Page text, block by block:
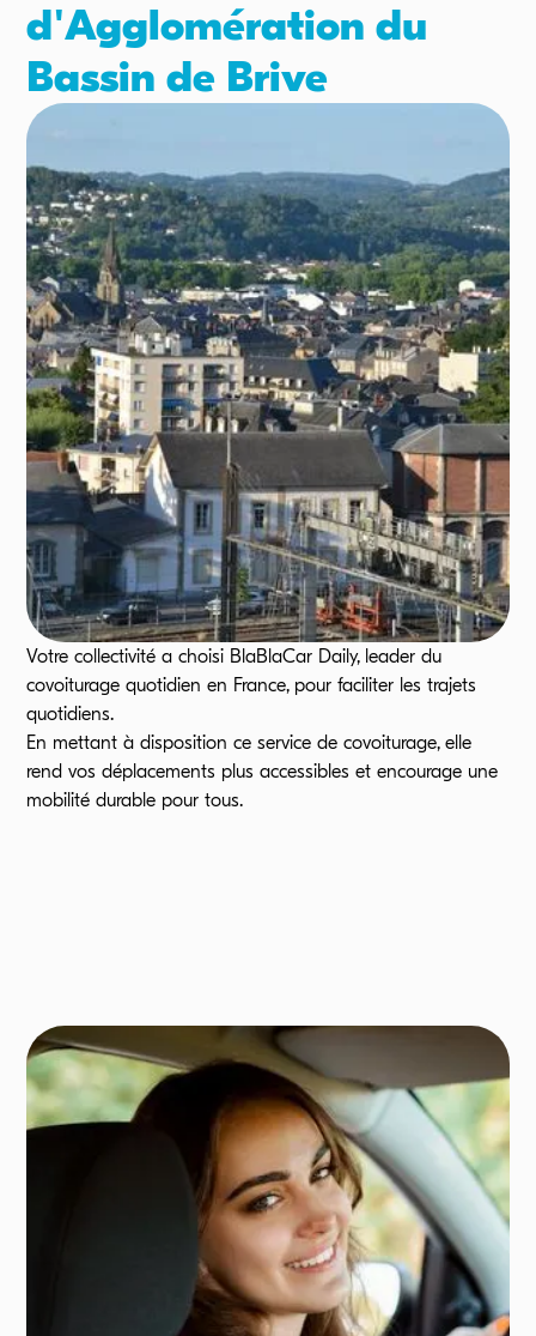
d'Agglomération du
Bassin de Brive
Votre collectivité a choisi BlaBlaCar Daily, leader du
covoiturage quotidien en France, pour faciliter les trajets
quotidiens.
En mettant à disposition ce service de covoiturage, elle
rend vos déplacements plus accessibles et encourage une
mobilité durable pour tous.